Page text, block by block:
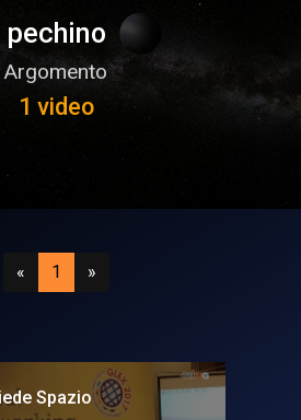
pechino
Argomento
1 video
«Precedente
1 (attuale)
»Successivo
Spazio